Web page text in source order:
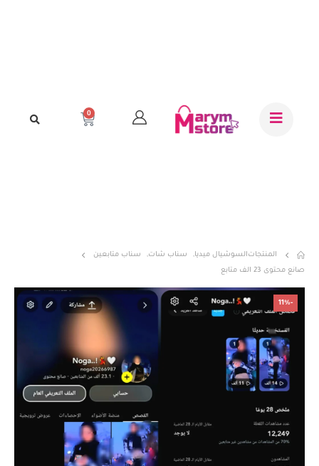
0
المنتجاتالسوشيال ميديا, سناب شات,
سناب متابعين
صانع محتوى 23 الف متابع
-11%